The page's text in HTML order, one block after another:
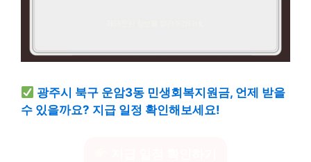
광주시 북구 운암3동 민생회복지원금, 언제 받을
수 있을까요? 지급 일정 확인해보세요!